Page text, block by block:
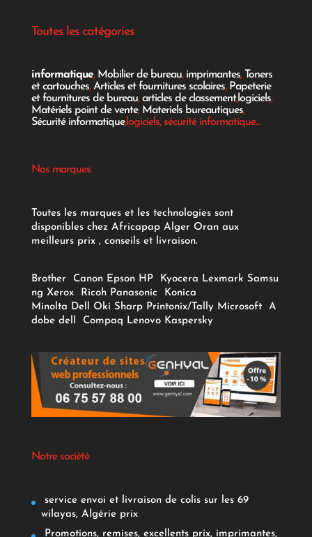
Toutes les catégories
informatique, Mobilier de bureau, imprimantes, Toners
et cartouches,Articles et fournitures scolaires, Papeterie
et fournitures de bureau,articles de classement,logiciels,
Matériels point de vente, Materiels bureautiques,
Sécurité informatique,logiciels, sécurité informatique...
Nos marques
Toutes les marques et les technologies sont
disponibles chez Africapap Alger Oran aux
meilleurs prix , conseils et livraison.
Brother Canon Epson HP Kyocera Lexmark Samsu
ng Xerox Ricoh Panasonic
Konica
Minolta Dell Oki Sharp Printonix/Tally Microsoft
A
dobe dell Compaq Lenovo Kaspersky
Notre société
service envoi et livraison de colis sur les 69
wilayas, Algérie prix
Promotions, remises, excellents prix, imprimantes,